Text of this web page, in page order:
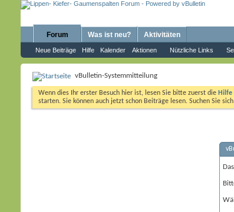
Forum
Neue Beiträge Hilfe Kalender Aktionen Nützliche Links
Was ist neu? Aktivitäten
vBulletin-Systemmitteilung
Wenn dies Ihr erster Besuch hier ist, lesen Sie bitte zuerst die Hilfe
starten. Sie können auch jetzt schon Beiträge lesen. Suchen Sie